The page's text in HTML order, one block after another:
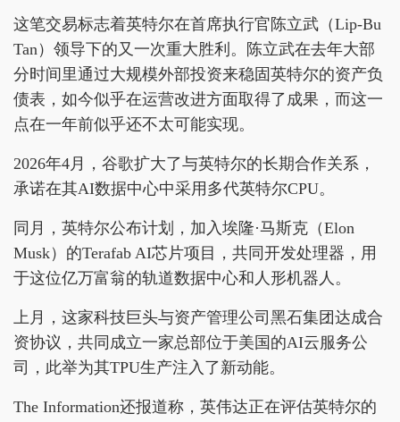
这笔交易标志着英特尔在首席执行官陈立武（Lip-Bu
Tan）领导下的又一次重大胜利。陈立武在去年大部
分时间里通过大规模外部投资来稳固英特尔的资产负
债表，如今似乎在运营改进方面取得了成果，而这一
点在一年前似乎还不太可能实现。
2026年4月，谷歌扩大了与英特尔的长期合作关系，
承诺在其AI数据中心中采用多代英特尔CPU。
同月，英特尔公布计划，加入埃隆·马斯克（Elon
Musk）的Terafab AI芯片项目，共同开发处理器，用
于这位亿万富翁的轨道数据中心和人形机器人。
上月，这家科技巨头与资产管理公司黑石集团达成合
资协议，共同成立一家总部位于美国的AI云服务公
司，此举为其TPU生产注入了新动能。
The Information还报道称，英伟达正在评估英特尔的